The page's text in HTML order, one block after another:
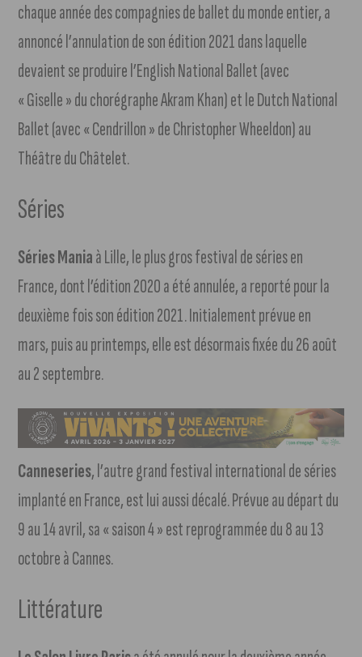
chaque année des compagnies de ballet du monde entier, a
annoncé l’annulation de son édition 2021 dans laquelle
devaient se produire l’English National Ballet (avec
« Giselle » du chorégraphe Akram Khan) et le Dutch National
Ballet (avec « Cendrillon » de Christopher Wheeldon) au
Théâtre du Châtelet.
Séries
Séries Maniaà Lille, le plus gros festival de séries en
France, dont l’édition 2020 a été annulée, a reporté pour la
deuxième fois son édition 2021. Initialement prévue en
mars, puis au printemps, elle est désormais fixée du 26 août
au 2 septembre.
Canneseries, l’autre grand festival international de séries
implanté en France, est lui aussi décalé. Prévue au départ du
9 au 14 avril, sa « saison 4 » est reprogrammée du 8 au 13
octobre à Cannes.
Littérature